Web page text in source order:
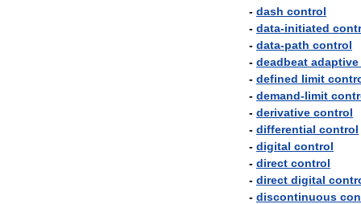
- dash control
- data-initiated
- data-path control
- deadbeat adaptive
- defined limit
- demand-limit
- derivative control
- differential control
- digital control
- direct control
- direct digital
- discontinuous